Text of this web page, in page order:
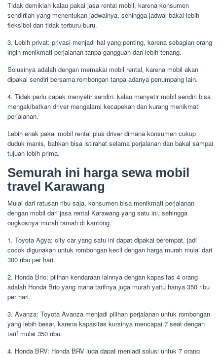
Tidak demikian kalau pakai jasa rental mobil, karena konsumen
sendirilah yang menentukan jadwalnya, sehingga jadwal bakal lebih
fleksibel dan tidak terburu-buru.
3. Lebih privat: privasi menjadi hal yang penting, karena sebagian orang
ingin menikmati perjalanan tanpa gangguan dan lebih tenang.
Solusinya adalah dengan memakai mobil rental, karena mobil akan
dipakai sendiri bersama rombongan tanpa adanya penumpang lain.
4. Tidak perlu capek menyetir sendiri: kalau menyetir mobil sendiri bisa
mengakibatkan driver mengalami kecapekan dan kurang menikmati
perjalanan.
Lebih enak pakai mobil rental plus driver dimana konsumen cukup
duduk manis, bahkan bisa istirahat selama perjalanan dan bakal sampai
tujuan lebih prima.
Semurah ini harga sewa mobil
travel Karawang
Mulai dari ratusan ribu saja, konsumen bisa menikmati perjalanan
dengan mobil dari jasa rental Karawang yang satu ini, sehingga
ongkosnya murah ramah di kantong.
1. Toyota Agya: city car yang satu ini dapat dipakai berempat, jadi
cocok digunakan untuk rombongan kecil dengan harga murah mulai dari
300 ribu per hari.
2. Honda Brio: pilihan kendaraan lainnya dengan kapasitas 4 orang
adalah Honda Brio yang mana tarifnya juga murah yaitu hanya 350 ribu
per hari.
3. Avanza: Toyota Avanza menjadi pilihan perjalanan untuk rombongan
yang lebih besar, karena kapasitas kursinya mencapai 7 seat dengan
tarif mulai 350 ribu.
4. Honda BRV: Honda BRV juga dapat menjadi solusi untuk 7 orang